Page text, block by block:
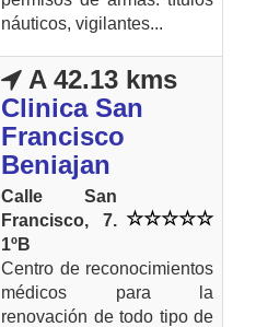
náuticos, vigilantes...
A 42.13 kms
Clinica San
Francisco
Beniajan
Calle San
Francisco, 7.
1ºB
Centro de reconocimientos
médicos para la
renovación de todo tipo de